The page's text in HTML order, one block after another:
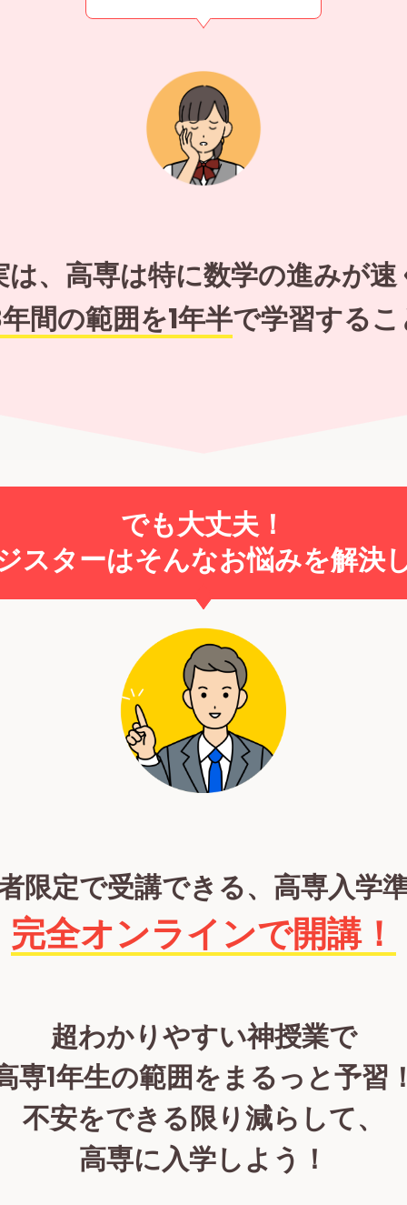
は、高専は特に数学の進みが速
間の範囲を1年半で学習する
でも大丈夫！
スターはそんなお悩みを解決
限定で受講できる、高専入学
完全オンラインで開講！
超わかりやすい神授業で
専1年生の範囲をまるっと予習
不安をできる限り減らして、
高専に入学しよう！